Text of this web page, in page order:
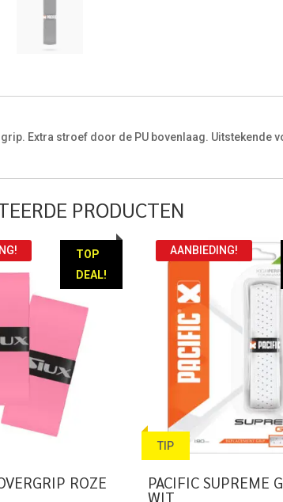
Extra stroef door de PU bovenlaag.
PRODUCTEN
TOP
DEAL!
ROZE
TIP
AANBIEDING!
PACIFIC SUPREME
WIT